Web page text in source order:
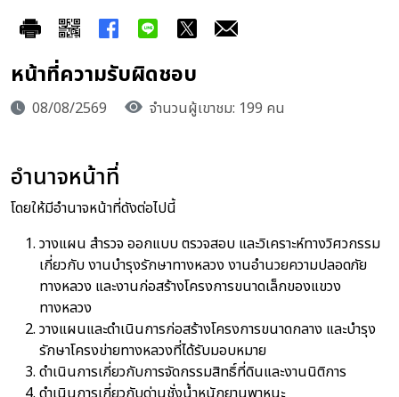
หน้าที่ความรับผิดชอบ
08/08/2569 จำนวนผู้เขาชม: 199 คน
อำนาจหน้าที่
โดยให้มีอำนาจหน้าที่ดังต่อไปนี้
วางแผน สำรวจ ออกแบบ ตรวจสอบ และวิเคราะห์ทางวิศวกรรม
เกี่ยวกับ งานบำรุงรักษาทางหลวง งานอำนวยความปลอดภัย
ทางหลวง และงานก่อสร้างโครงการขนาดเล็กของแขวง
ทางหลวง
วางแผนและดำเนินการก่อสร้างโครงการขนาดกลาง และบำรุง
รักษาโครงข่ายทางหลวงที่ได้รับมอบหมาย
ดำเนินการเกี่ยวกับการจัดกรรมสิทธิ์ที่ดินและงานนิติการ